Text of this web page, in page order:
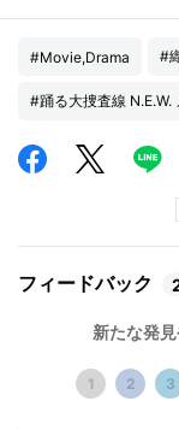
#Movie,Drama #
#踊る大捜査線 N.E.W.
フィードバック
新たな発
1 2 3